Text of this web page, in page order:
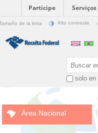
Participe Serviços
de la letra Alto contraste
solo en
Área Nacional